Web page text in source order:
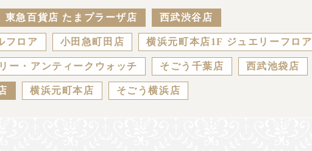
東急百貨店 たまプラーザ店 西武渋谷店
フロア 小田急町田店 横浜元町本店1F ジュエリーフロア
ー・アンティークウォッチ そごう千葉店 西武池袋店
横浜元町本店 そごう横浜店